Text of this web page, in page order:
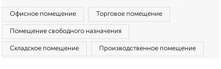
Офисное помещение Торговое помещение
Помещение свободного назначения
Складское помещение Производственное помещение